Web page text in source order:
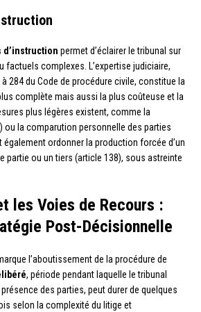
d’instruction permet d’éclairer le tribunal sur
factuels complexes. L’expertise judiciaire,
284 du Code de procédure civile, constitue la
complète mais aussi la plus coûteuse et la
plus légères existent, comme la
ou la comparution personnelle des parties
également ordonner la production forcée d’un
partie ou un tiers (article 138), sous astreinte
les Voies de Recours :
Post-Décisionnelle
l’aboutissement de la procédure de
, période pendant laquelle le tribunal
des parties, peut durer de quelques
selon la complexité du litige et